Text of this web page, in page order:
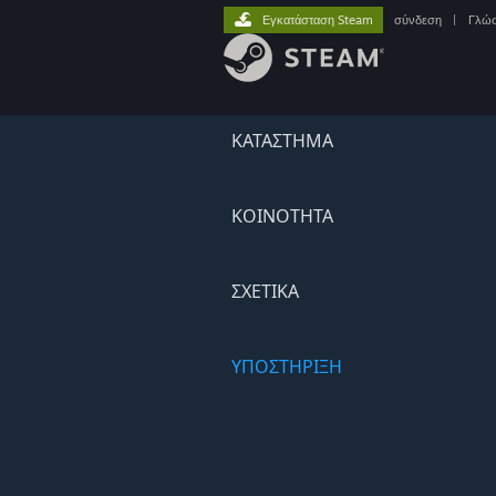
ΚΑΤΑΣΤΗΜΑ
ΚΟΙΝΟΤΗΤΑ
ΣΧΕΤΙΚΆ
ΥΠΟΣΤΗΡΙΞΗ
Εγκατάσταση Steam σύνδεση